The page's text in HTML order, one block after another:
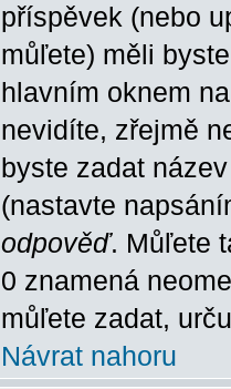
příspěvek (nebo
můľete) měli
hlavním oknem
nevidíte, zřejmě
byste zadat
(nastavte
odpověď. Můľete
0 znamená
můľete zadat,
Návrat nahoru